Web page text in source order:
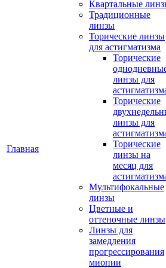
Главная
Квартальные
Традиционные
линзы
Торические линзы
для астигматизма
Торические
линзы для
Торические
линзы для
Торические
линзы на
месяц для
Мультифокальные
линзы
Цветные и
оттеночные линзы
Линзы для
замедления
прогрессирования
миопии